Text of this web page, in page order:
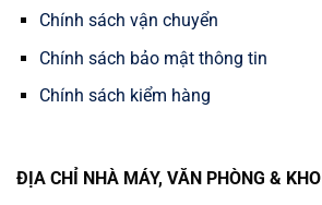
Chính sách vận chuyển
Chính sách bảo mật thông tin
Chính sách kiểm hàng
ĐỊA CHỈ NHÀ MÁY, VĂN PHÒNG & KHO